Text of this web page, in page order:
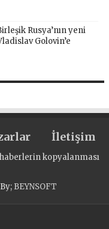
Rusya’nın yeni
Golovin’e
İletişim
kopyalanması
BEYNSOFT